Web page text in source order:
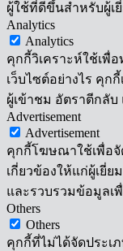
ผู้ใช้ที่ดีขึ้นสำหรับผู้เ
Analytics
Analytics
คุกกี้วิเคราะห์ใช้เพื่
เว็บไซต์อย่างไร คุก
ผู้เข้าชม อัตราตีกลั
Advertisement
Advertisement
คุกกี้โฆษณาใช้เพื่อ
เกี่ยวข้องให้แก่ผู้เยี่
และรวบรวมข้อมูลเ
Others
Others
คุกกี้ที่ไม่ได้จัดประเ